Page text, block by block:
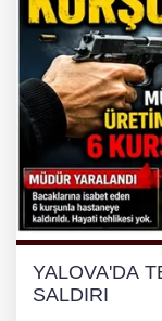
YALOVA'DA
SALDIRI